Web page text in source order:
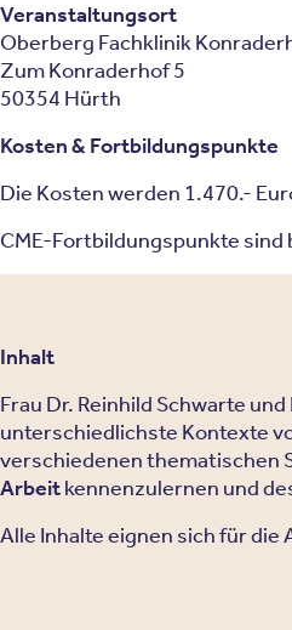
Veranstaltungsort
Oberberg Fachklinik
Zum Konraderhof 5
50354 Hürth
Kosten & Fortbildungspunkte
Die Kosten werden 1.470.-
CME-Fortbildungspunkte
Inhalt
Frau Dr. Reinhild Schwarte
unterschiedlichste Kontexte
verschiedenen thematischen
Arbeitkennenzulernen und
Alle Inhalte eignen sich für